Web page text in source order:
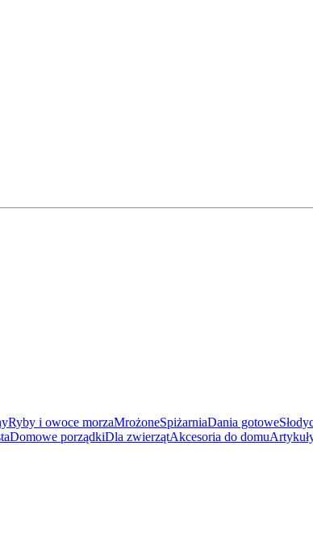
Ryby i owoce morzaMrożoneSpiżarniaDania gotowe
Domowe porządkiDla zwierzątAkcesoria do domu